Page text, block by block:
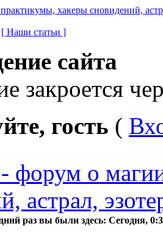
[ Наши статьи ]
сайта
закроется
гость (
форум о
астрал,
раз вы были здесь: Сегодня,